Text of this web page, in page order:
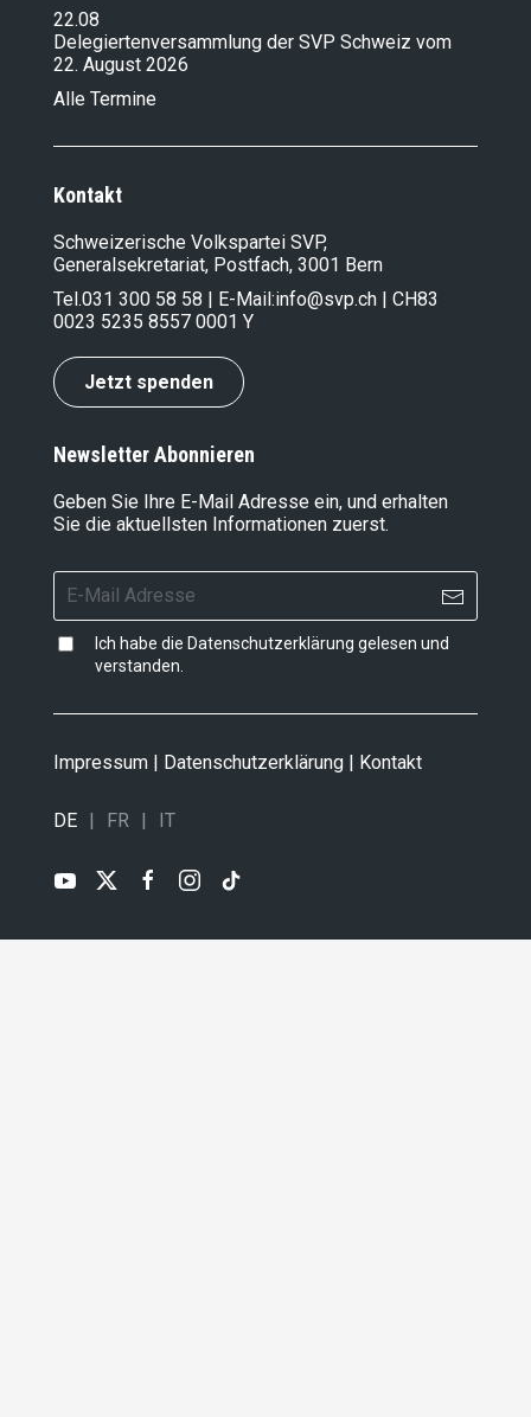
22.08
Delegiertenversammlung der SVP Schweiz vom
22. August 2026
Alle Termine
Kontakt
Schweizerische Volkspartei SVP,
Generalsekretariat, Postfach, 3001 Bern
Tel.031 300 58 58 | E-Mail:info@svp.ch | CH83
0023 5235 8557 0001 Y
Jetzt spenden
Newsletter Abonnieren
Geben Sie Ihre E-Mail Adresse ein, und erhalten
Sie die aktuellsten Informationen zuerst.
Ich habe die Datenschutzerklärung gelesen und
verstanden.
Impressum | Datenschutzerklärung | Kontakt
DE FR IT